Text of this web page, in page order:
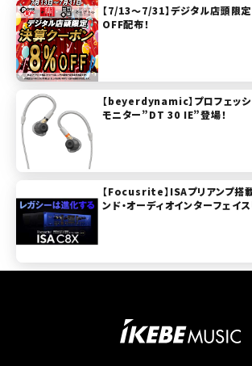
【7/13～7/31】デジタル店頭限
OFF配布！
【beyerdynamic】プロフェッシ
モニター”DT 30 IE”登場！
【Focusrite】ISAプリアンプ搭
ンド・オーディオインターフェイ